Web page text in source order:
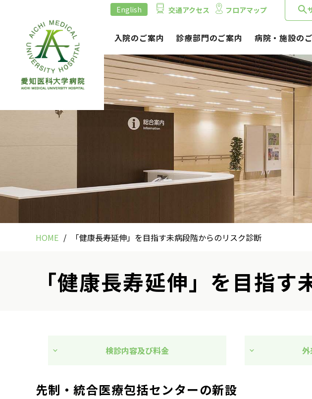
English 交通アクセス フロアマップ
外来のご案内 入院のご案内 診療部門のご案内 病院・施設の
HOME 「健康長寿延伸」を目指す未病段階からのリスク診断
「健康長寿延伸」を目指
検診内容及び料金
先制・統合医療包括センターの新設